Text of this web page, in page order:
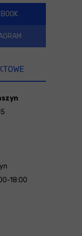
18:00